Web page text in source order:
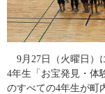
9月27日（火曜日）
4年生「お宝発見・体
のすべての4年生が町